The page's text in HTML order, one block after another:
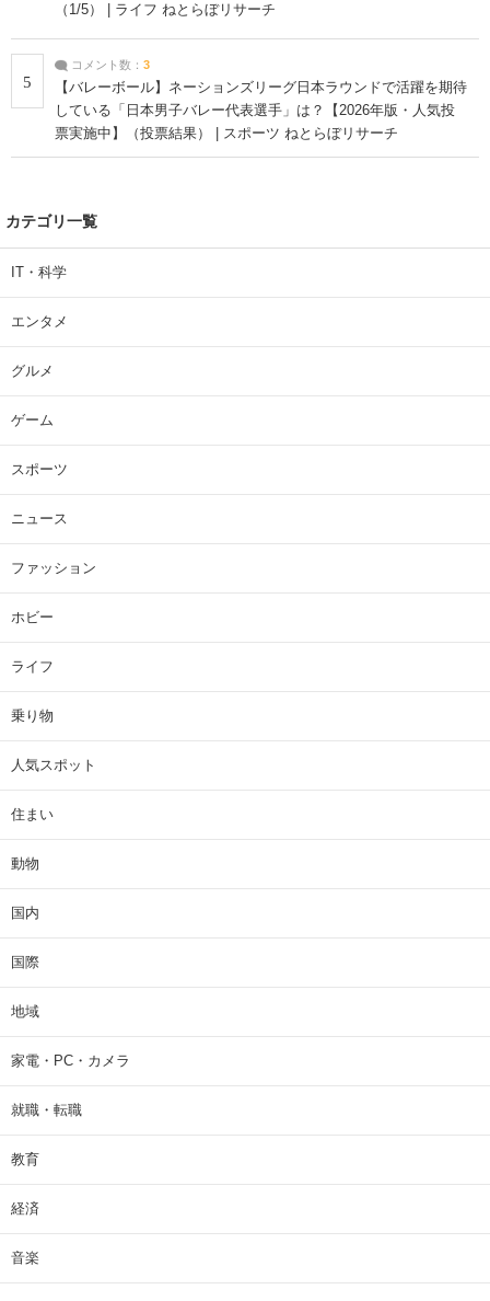
（1/5） | ライフ ねとらぼリサーチ
5
コメント数： 3
【バレーボール】ネーションズリーグ日本ラウンドで活躍を期待
している「日本男子バレー代表選手」は？【2026年版・人気投
票実施中】（投票結果） | スポーツ ねとらぼリサーチ
カテゴリ一覧
IT・科学
エンタメ
グルメ
ゲーム
スポーツ
ニュース
ファッション
ホビー
ライフ
乗り物
人気スポット
住まい
動物
国内
国際
地域
家電・PC・カメラ
就職・転職
教育
経済
音楽